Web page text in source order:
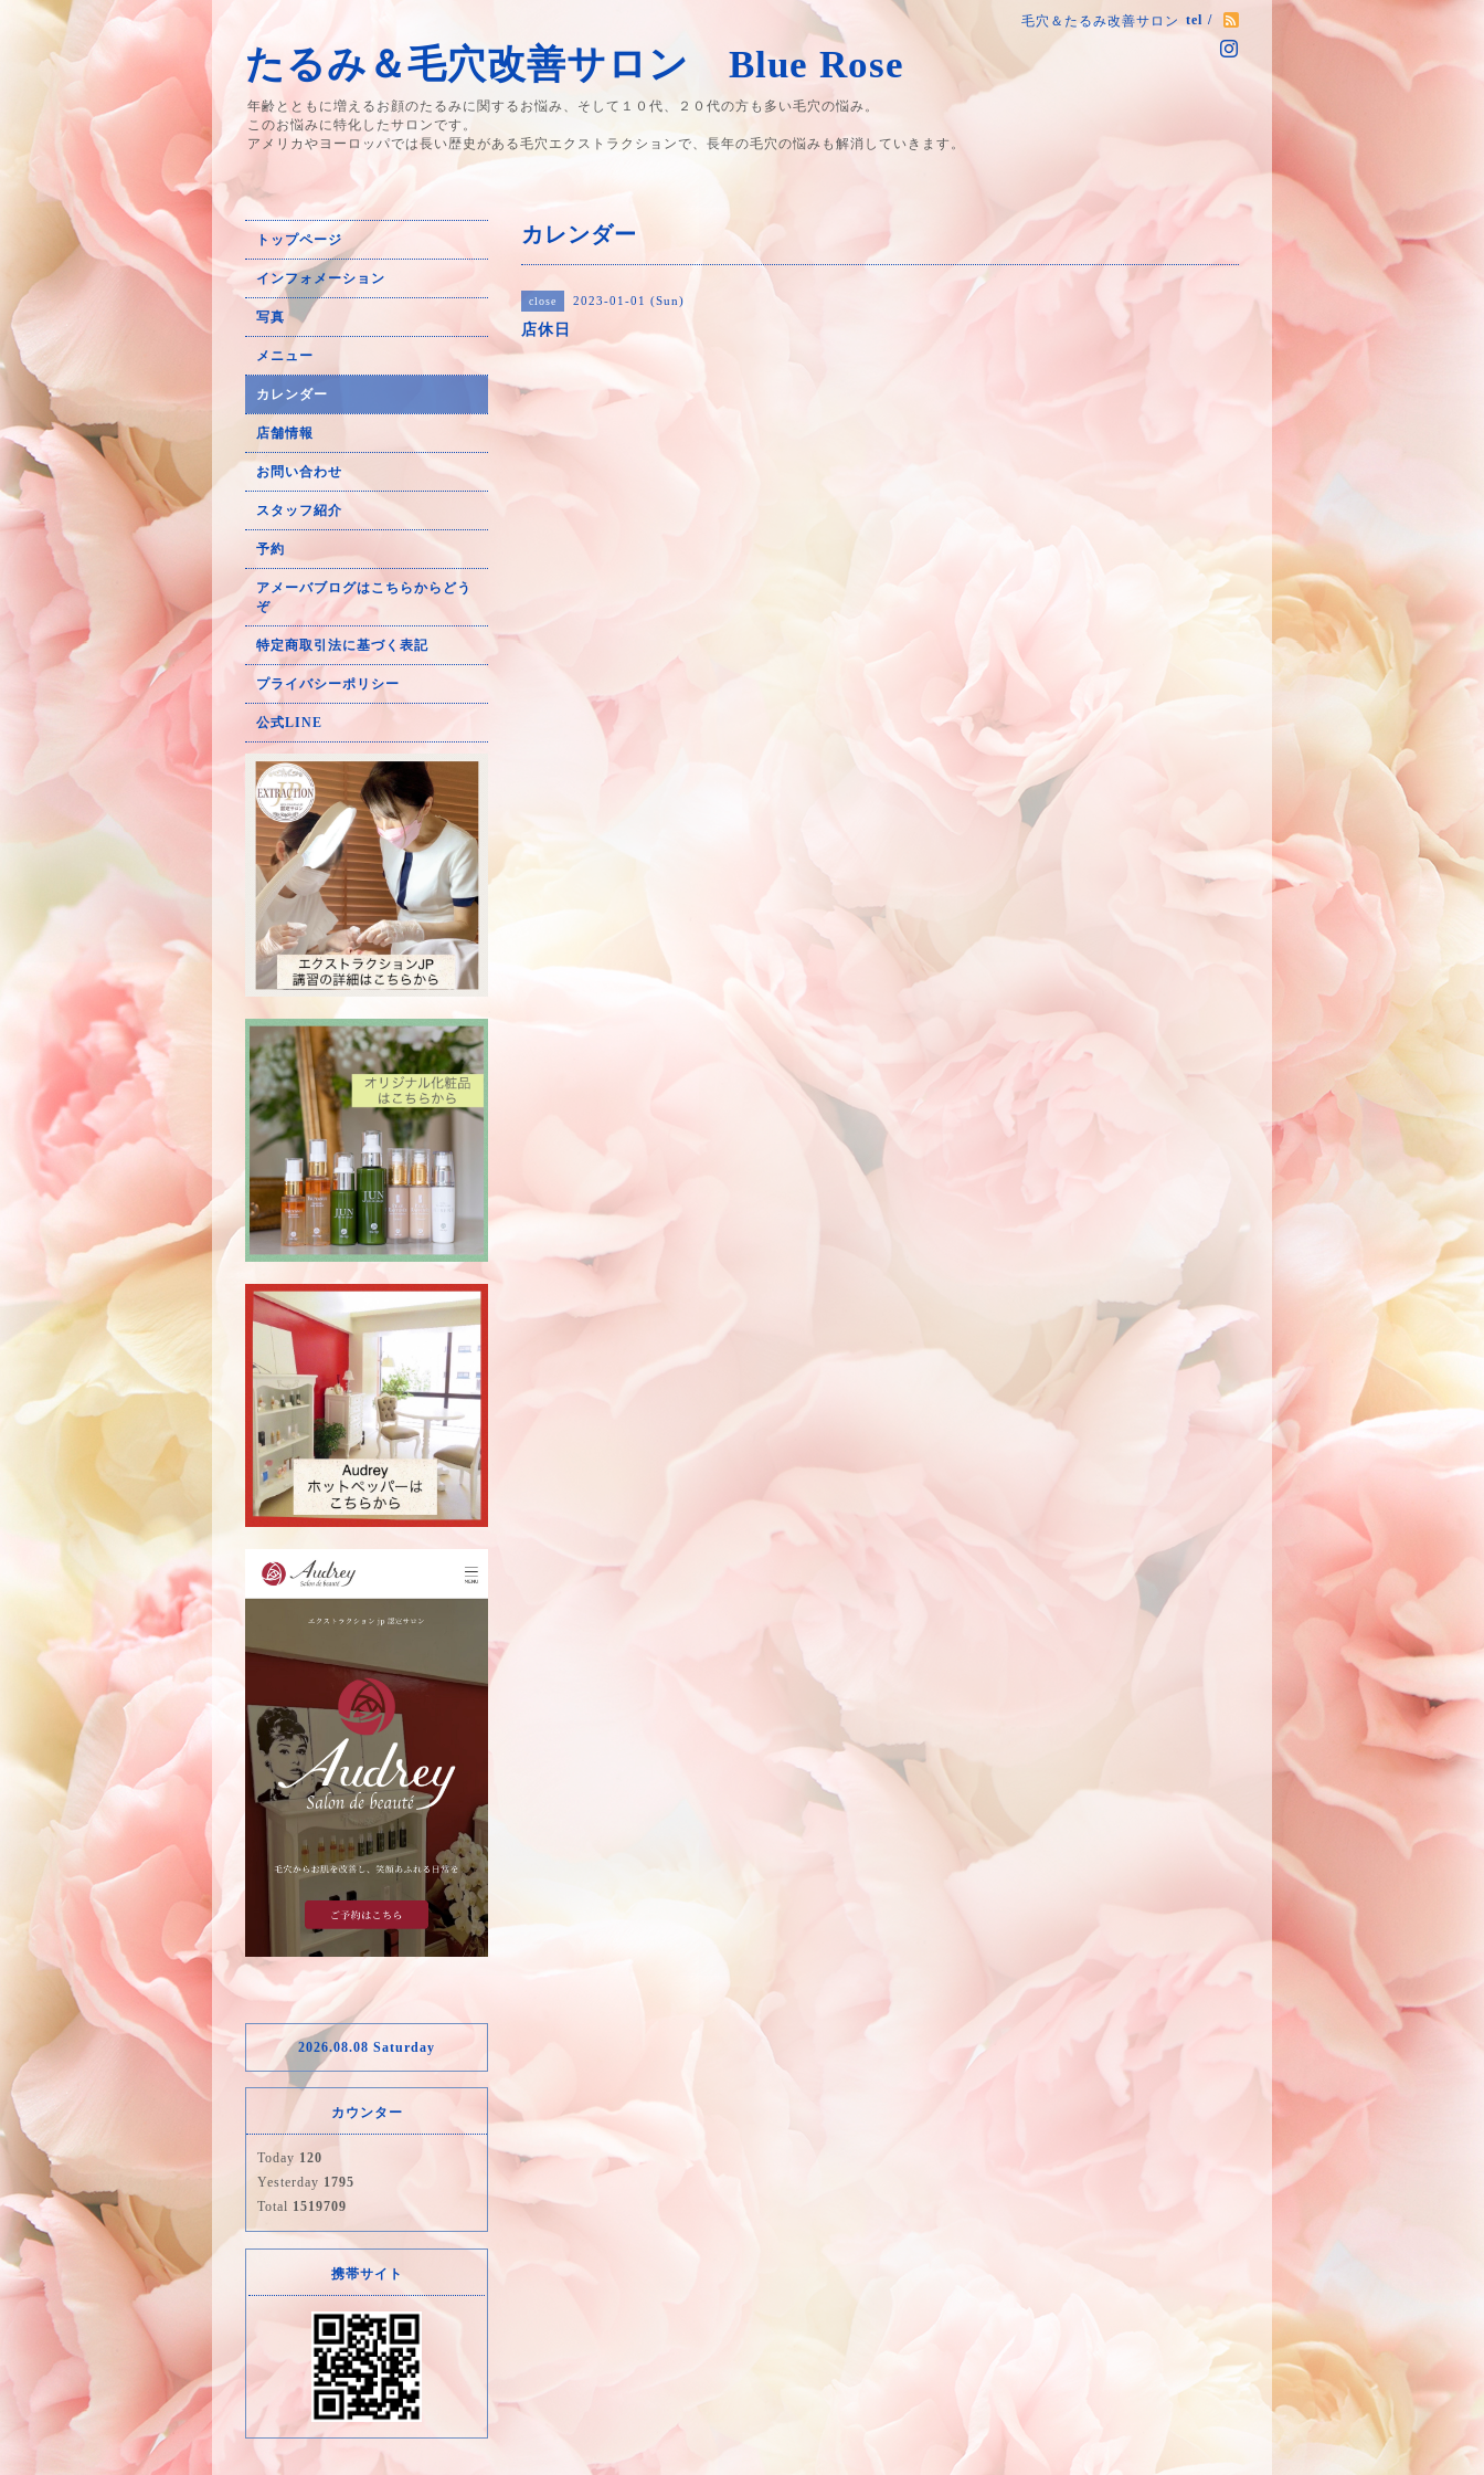
毛穴＆たるみ改善サロン tel /
たるみ＆毛穴改善サロン Blue Rose
年齢とともに増えるお顔のたるみに関するお悩み、そして１０代、２０代の方も多い毛穴の悩み。
このお悩みに特化したサロンです。
アメリカやヨーロッパでは長い歴史がある毛穴エクストラクションで、長年の毛穴の悩みも解消していきます。
カレンダー
close 2023-01-01 (Sun)
店休日
トップページ
インフォメーション
写真
メニュー
カレンダー
店舗情報
お問い合わせ
スタッフ紹介
予約
アメーバブログはこちらからどう
ぞ
特定商取引法に基づく表記
プライバシーポリシー
公式LINE
2026.08.08 Saturday
カウンター
Today 120
Yesterday 1795
Total 1519709
携帯サイト